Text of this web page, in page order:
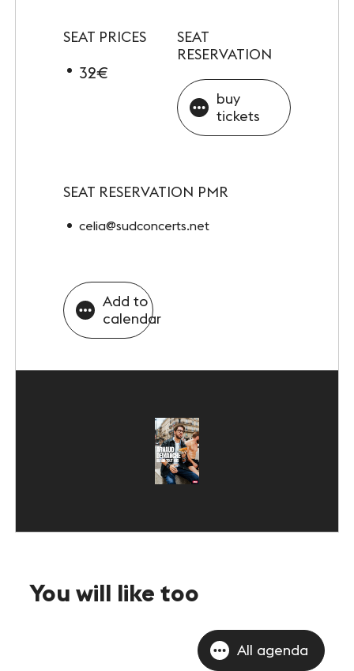
SEAT PRICES
32€
SEAT
RESERVATION
buy
tickets
SEAT RESERVATION PMR
celia@sudconcerts.net
Add to
calendar
You will like too
All agenda